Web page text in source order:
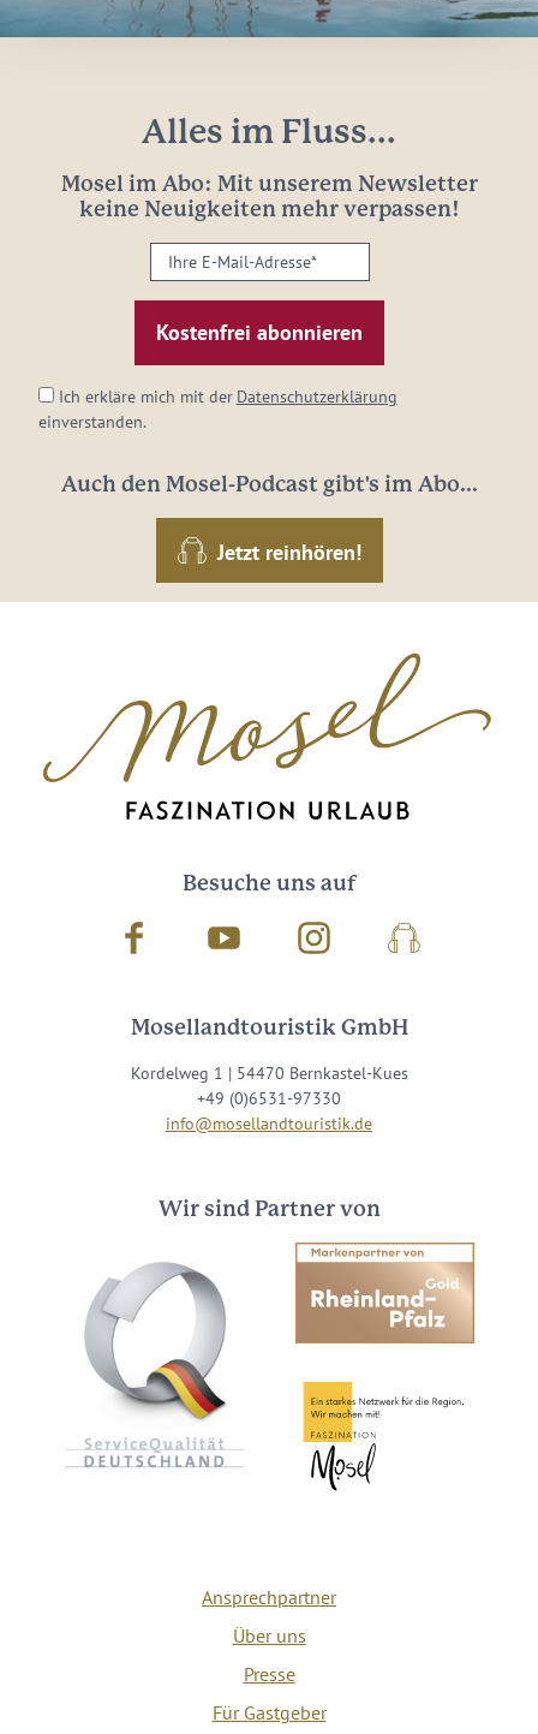
Alles im Fluss...
Mosel im Abo: Mit unserem Newsletter
keine Neuigkeiten mehr verpassen!
Ihre
E-
Mail-
Adresse:
Ich erkläre mich mit der Datenschutzerklärung
einverstanden.
Auch den Mosel-Podcast gibt's im Abo...
Jetzt reinhören!
Besuche uns auf
Facebook Youtube InstagramPodcast
Mosellandtouristik GmbH
Kordelweg 1 | 54470 Bernkastel-Kues
+49 (0)6531-97330
info@mosellandtouristik.de
Wir sind Partner von
Ansprechpartner
Über uns
Presse
Für Gastgeber